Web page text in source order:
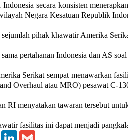
Indonesia secara konsisten
Negara Kesatuan Republik
pihak khawatir Amerika
pertahanan Indonesia dan AS
Serikat sempat menawarkan
Overhaul atau MRO) pesawat C-
RI menyatakan tawaran tersebut
fasilitas ini dapat menjadi
LinkedInGmail